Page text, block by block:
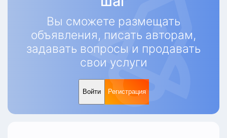
Вы сможете размещать
объявления, писать авторам,
задавать вопросы и продавать
свои услуги
Войти Регистрация